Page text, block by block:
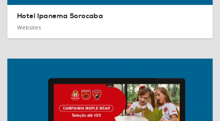
Hotel Ipanema Sorocaba
Websites